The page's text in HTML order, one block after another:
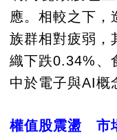
應。相較之下，
族群相對疲弱，
織下跌0.34%、
中於電子與AI概
權值股震盪 市